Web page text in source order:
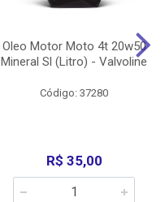
Oleo Motor Moto 4t 20w50
Mineral Sl (Litro) - Valvoline
Código: 37280
R$ 35,00